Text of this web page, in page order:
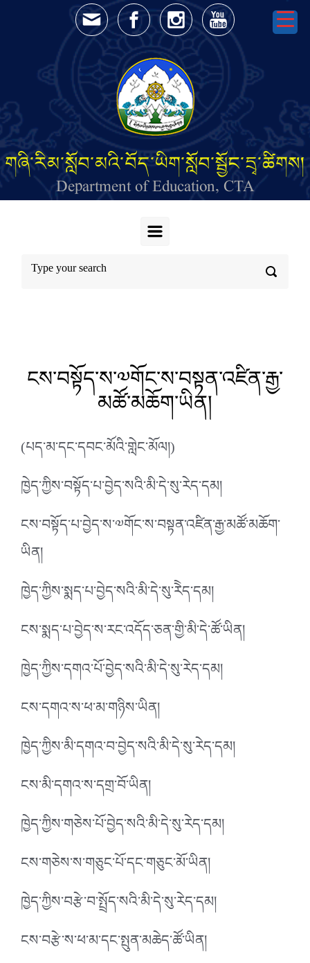
Skip to main content
གཞི་རིམ་སློབ་མའི་བོད་ཡིག་སློབ་སྦྱོང་དྲྭ་ཚིགས།
Department of Education, CTA
ངས་བསྟོད་ས་༧གོང་ས་བསྟན་འཛིན་རྒྱ་
མཚོ་མཆོག་ཡིན།
(པད་མ་དང་དབང་མོའི་གླེང་མོལ།)
ཁྱེད་ཀྱིས་བསྟོད་པ་བྱེད་སའི་མི་དེ་སུ་རེད་དམ།
ངས་བསྟོད་པ་བྱེད་ས་༧གོང་ས་བསྟན་འཛིན་རྒྱ་མཚོ་མཆོག་
ཡིན།
ཁྱེད་ཀྱིས་སྨད་པ་བྱེད་སའི་མི་དེ་སུ་རེེད་དམ།
ངས་སྨད་པ་བྱེད་ས་རང་འདོད་ཅན་གྱི་མི་དེ་ཚོ་ཡིན།
ཁྱེད་ཀྱིས་དགའ་པོ་བྱེད་སའི་མི་དེ་སུ་རེད་དམ།
ངས་དགའ་ས་ཕ་མ་གཉིས་ཡིན།
ཁྱེད་ཀྱིས་མི་དགའ་བ་བྱེད་སའི་མི་དེ་སུ་རེད་དམ།
ངས་མི་དགའ་ས་དགྲ་བོ་ཡིན།
ཁྱེད་ཀྱིས་གཅེས་པོ་བྱེད་སའི་མི་དེ་སུ་རེད་དམ།
ངས་གཅེས་ས་གཅུང་པོ་དང་གཅུང་མོ་ཡིན།
ཁྱེད་ཀྱིས་བརྩེ་བ་སྤྲོད་སའི་མི་དེ་སུ་རེད་དམ།
ངས་བརྩེ་ས་ཕ་མ་དང་སྤུན་མཆེད་ཚོ་ཡིན།